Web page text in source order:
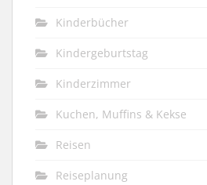
Kinderbücher
Kindergeburtstag
Kinderzimmer
Kuchen, Muffins & Kekse
Reisen
Reiseplanung